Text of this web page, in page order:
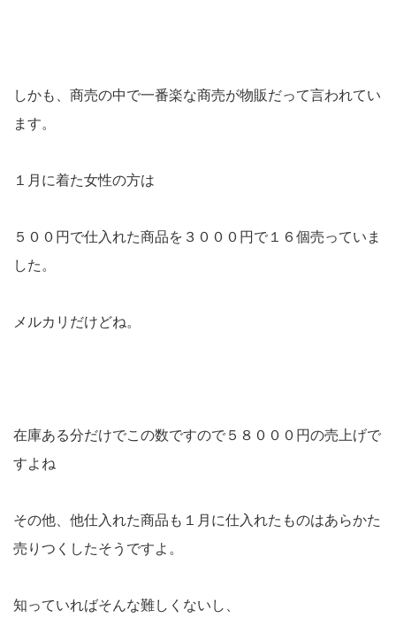
しかも、商売の中で一番楽な商売が物販だって言われてい
ます。
１月に着た女性の方は
５００円で仕入れた商品を３０００円で１６個売っていま
した。
メルカリだけどね。
在庫ある分だけでこの数ですので５８０００円の売上げで
すよね
その他、他仕入れた商品も１月に仕入れたものはあらかた
売りつくしたそうですよ。
知っていればそんな難しくないし、